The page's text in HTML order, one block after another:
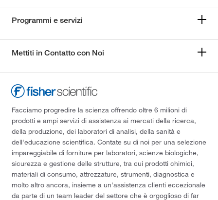
Programmi e servizi
Mettiti in Contatto con Noi
Facciamo progredire la scienza offrendo oltre 6 milioni di
prodotti e ampi servizi di assistenza ai mercati della ricerca,
della produzione, dei laboratori di analisi, della sanità e
dell'educazione scientifica. Contate su di noi per una selezione
impareggiabile di forniture per laboratori, scienze biologiche,
sicurezza e gestione delle strutture, tra cui prodotti chimici,
materiali di consumo, attrezzature, strumenti, diagnostica e
molto altro ancora, insieme a un'assistenza clienti eccezionale
da parte di un team leader del settore che è orgoglioso di far